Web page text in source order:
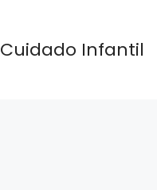
Cuidado Infantil